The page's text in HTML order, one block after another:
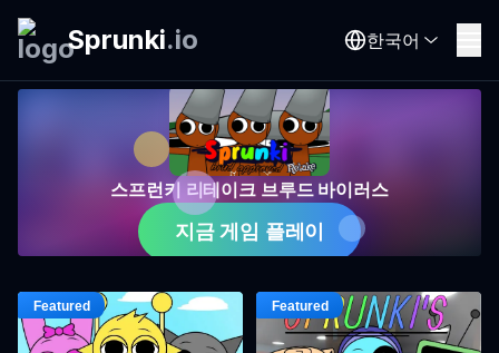
Sprunki.io 한국어
스프런키 리테이크 브루드 바이러스
지금 게임 플레이